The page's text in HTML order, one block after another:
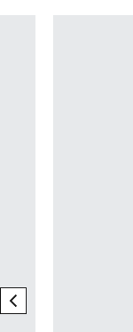
previous element